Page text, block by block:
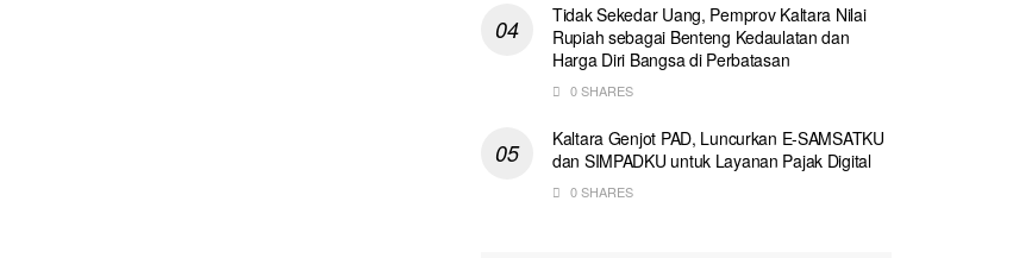
Tidak Sekedar Uang, Pemprov Kaltara Nilai
Rupiah sebagai Benteng Kedaulatan dan
Harga Diri Bangsa di Perbatasan
0 SHARES
Kaltara Genjot PAD, Luncurkan E-SAMSATKU
dan SIMPADKU untuk Layanan Pajak Digital
0 SHARES